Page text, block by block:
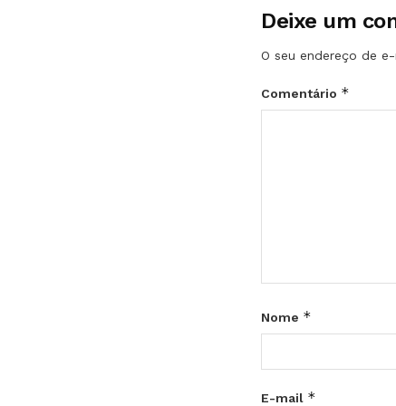
Deixe um
O seu endereço de
Comentário *
Nome *
E-mail *